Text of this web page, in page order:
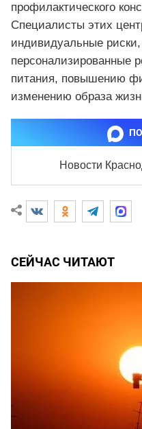
профилактического
Специалисты этих
индивидуальные
персонализированные
питания, повышению
изменению образа
Новости
СЕЙЧАС ЧИТАЮТ